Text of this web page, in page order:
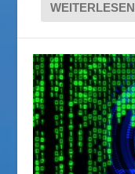
WEITERLESEN